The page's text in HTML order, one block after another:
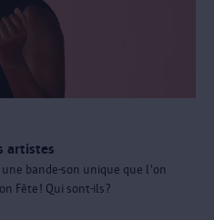
artistes
bande-son unique que l'on
Fête! Qui sont-ils?